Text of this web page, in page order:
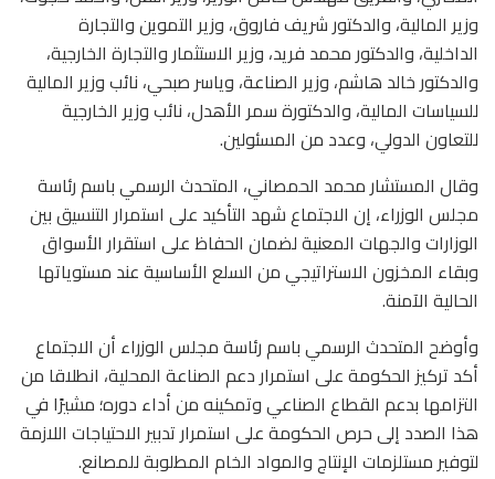
وزير المالية، والدكتور شريف فاروق، وزير التموين والتجارة
الداخلية، والدكتور محمد فريد، وزير الاستثمار والتجارة الخارجية،
والدكتور خالد هاشم، وزير الصناعة، وياسر صبحي، نائب وزير المالية
للسياسات المالية، والدكتورة سمر الأهدل، نائب وزير الخارجية
للتعاون الدولي، وعدد من المسئولين.
وقال المستشار محمد الحمصاني، المتحدث الرسمي باسم رئاسة
مجلس الوزراء، إن الاجتماع شهد التأكيد على استمرار التنسيق بين
الوزارات والجهات المعنية لضمان الحفاظ على استقرار الأسواق
وبقاء المخزون الاستراتيجي من السلع الأساسية عند مستوياتها
الحالية الآمنة.
وأوضح المتحدث الرسمي باسم رئاسة مجلس الوزراء أن الاجتماع
أكد تركيز الحكومة على استمرار دعم الصناعة المحلية، انطلاقا من
التزامها بدعم القطاع الصناعي وتمكينه من أداء دوره؛ مشيرًا في
هذا الصدد إلى حرص الحكومة على استمرار تدبير الاحتياجات اللازمة
لتوفير مستلزمات الإنتاج والمواد الخام المطلوبة للمصانع.